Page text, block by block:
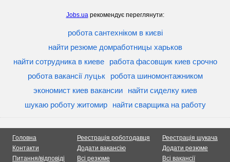
Jobs.uaрекомендує переглянути:
робота сантехніком в києві
найти резюме домработницы харьков
найти сотрудника в киеве
работа фасовщик киев срочно
робота вакансії луцьк
робота шиномонтажником
экономист киев вакансии
найти сиделку киев
шукаю роботу житомир
найти сварщика на работу
Головна
Контакти
Питання/відповіді
Реестрація роботодавця
Додати вакансію
Всі резюме
Реестрація шукача
Додати резюме
Всі вакансії